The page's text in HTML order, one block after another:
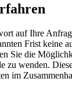
auf Ihre
Frist keine
Sie die
zu wenden.
im